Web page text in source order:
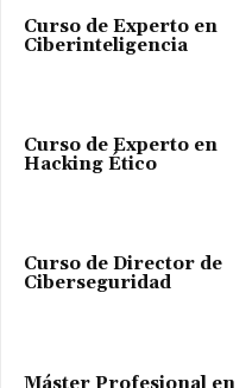
Curso de Experto en
Ciberinteligencia
Curso de Experto en
Hacking Ético
Curso de Director de
Ciberseguridad
Máster Profesional en